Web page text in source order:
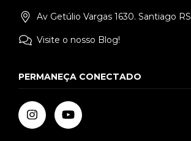
Av Getúlio Vargas 1630. Santiago RS
Visite o nosso Blog!
PERMANEÇA CONECTADO